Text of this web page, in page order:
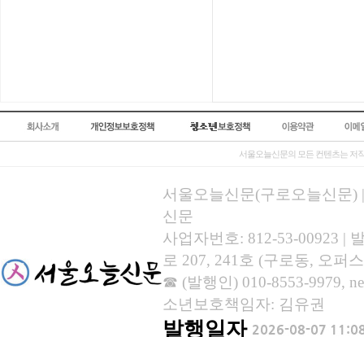
서울오늘신문의 모든 컨텐츠는 저
서울오늘신문(구로오늘신문)
신문
사업자번호: 812-53-00923 |
로 207, 241호 (구로동, 오퍼
☎ (발행인) 010-8553-9979,
소년보호책임자: 김유권
발행일자